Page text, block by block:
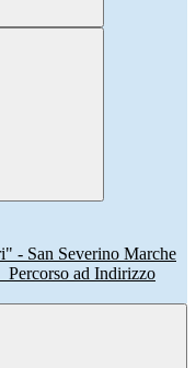
Percorso ad Indirizzo